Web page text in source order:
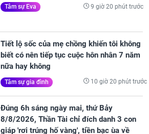
Tâm sự Eva 9 giờ 20 phút trước
Tiết lộ sốc của mẹ chồng khiến tôi không
biết có nên tiếp tục cuộc hôn nhân 7 năm
nữa hay không
Tâm sự gia đình 10 giờ 20 phút trước
Đúng 6h sáng ngày mai, thứ Bảy
8/8/2026, Thần Tài chỉ đích danh 3 con
giáp 'rơi trúng hố vàng', tiền bạc ùa về